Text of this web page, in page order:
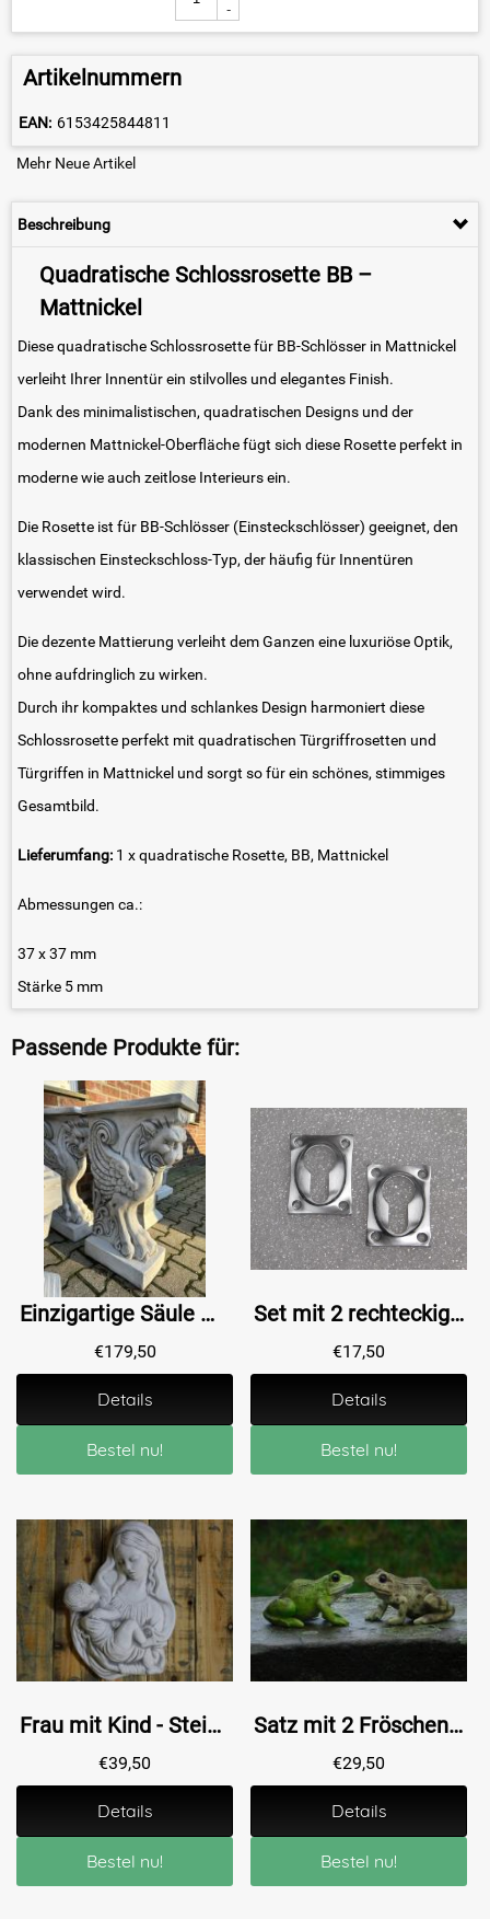
-
Artikelnummern
EAN: 6153425844811
Mehr Neue Artikel
Beschreibung
Quadratische Schlossrosette BB –
Mattnickel
Diese quadratische Schlossrosette für BB-Schlösser in Mattnickel
verleiht Ihrer Innentür ein stilvolles und elegantes Finish.
Dank des minimalistischen, quadratischen Designs und der
modernen Mattnickel-Oberfläche fügt sich diese Rosette perfekt in
moderne wie auch zeitlose Interieurs ein.
Die Rosette ist für BB-Schlösser (Einsteckschlösser) geeignet, den
klassischen Einsteckschloss-Typ, der häufig für Innentüren
verwendet wird.
Die dezente Mattierung verleiht dem Ganzen eine luxuriöse Optik,
ohne aufdringlich zu wirken.
Durch ihr kompaktes und schlankes Design harmoniert diese
Schlossrosette perfekt mit quadratischen Türgriffrosetten und
Türgriffen in Mattnickel und sorgt so für ein schönes, stimmiges
Gesamtbild.
Lieferumfang: 1 x quadratische Rosette, BB, Mattnickel
Abmessungen ca.:
37 x 37 mm
Stärke 5 mm
Passende Produkte für:
Einzigartige Säule mit Löwe - 72 cm - Sockel - Massivstein
€179,50
Details
Bestel nu!
Set mit 2 rechteckigen Zylinderrosetten – 47 x 37 mm – Mattnickel
€17,50
Details
Bestel nu!
Frau mit Kind - Stein - Weiß mit Grau - Skulptur
€39,50
Details
Bestel nu!
Satz mit 2 Fröschen - Polystone - Sehr detailliert
€29,50
Details
Bestel nu!